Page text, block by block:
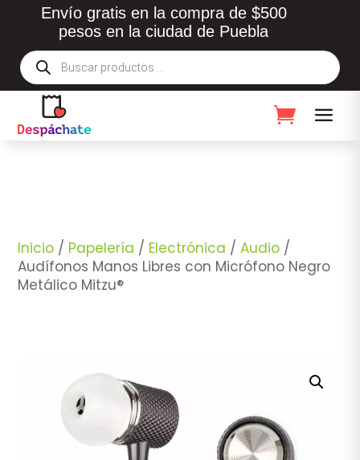
Envío gratis en la compra de $500
pesos en la ciudad de Puebla
Búsqueda
de
productos
Inicio / Papelería / Electrónica /Audio /
Audífonos Manos Libres con Micrófono Negro
Metálico Mitzu®